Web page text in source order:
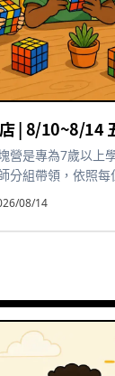
店 | 8/10~8/14
營是專為7歲以上
分組帶領，依照每
們將學會系統性思
心與毅力。營隊結
習成果！
08/14